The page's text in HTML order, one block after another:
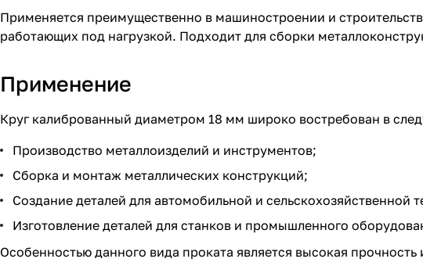
Применяется преимущественно в машиностроении и
работающих под нагрузкой. Подходит для сборки
Применение
Круг калиброванный диаметром 18 мм широко востребован в
Производство металлоизделий и инструментов;
Сборка и монтаж металлических конструкций;
Создание деталей для автомобильной и сельскохозяйственной
Изготовление деталей для станков и промышленного
Особенностью данного вида проката является высокая